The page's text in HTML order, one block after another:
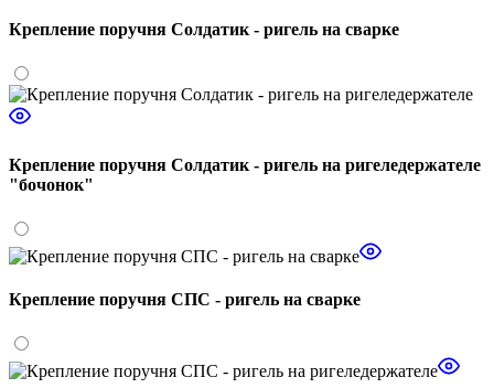
Крепление поручня Солдатик - ригель на сварке
Крепление поручня Солдатик - ригель на ригеледержателе
"бочонок"
Крепление поручня СПС - ригель на сварке